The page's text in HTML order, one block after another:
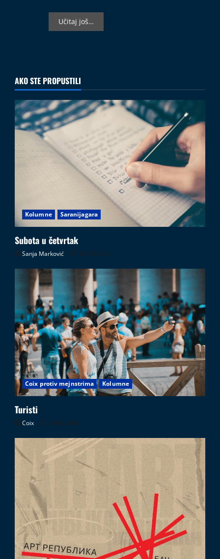
Učitaj još…
AKO STE PROPUSTILI
Kolumne Saranijagara
Subota u četvrtak
Sanja Marković 09.08.2026
Coix protiv mejnstrima Kolumne
Turisti
Coix 08.08.2026